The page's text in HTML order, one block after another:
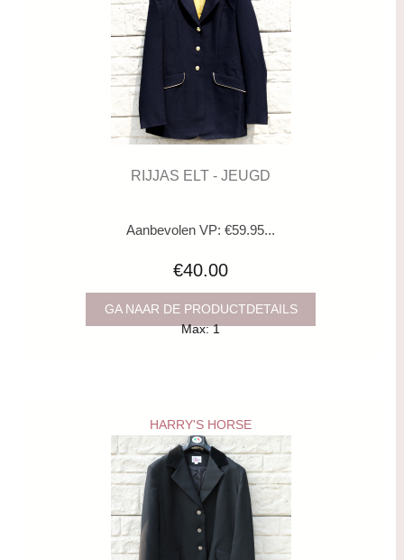
RIJJAS ELT - JEUGD
Aanbevolen VP: €59.95...
€40.00
GA NAAR DE PRODUCTDETAILS
Max: 1
HARRY'S HORSE